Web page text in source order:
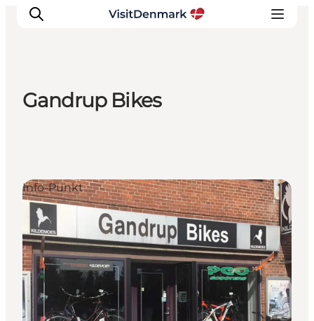
Unterkünfte
Reiseplanung
Gandrup Bikes
Info-Punkt